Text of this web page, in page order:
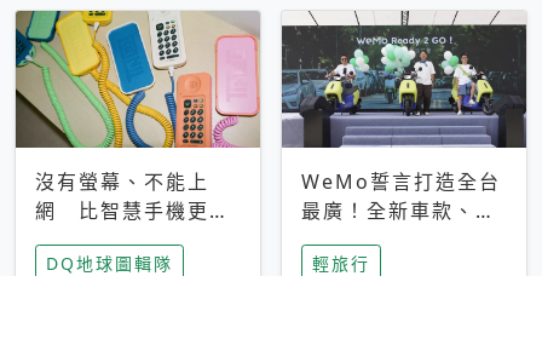
沒有螢幕、不能上
網 比智慧手機更讓
家長安心，美國孩童
瘋迷復古「有線電
DQ地球圖輯隊
WeMo誓言打造全台
最廣！全新車款、獨
特香氛，共享科技迎
來新世代
輕旅行